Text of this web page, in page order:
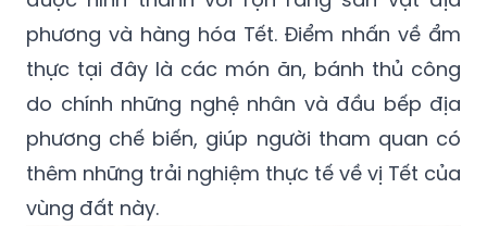
phương và hàng hóa Tết. Điểm nhấn về ẩm
thực tại đây là các món ăn, bánh thủ công
do chính những nghệ nhân và đầu bếp địa
phương chế biến, giúp người tham quan có
thêm những trải nghiệm thực tế về vị Tết của
vùng đất này.